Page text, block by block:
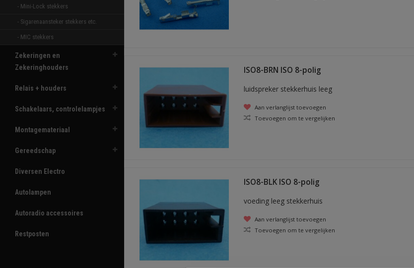
- Mini-Lock stekkers
- Sigarenaansteker stekkers etc.
- MIC stekkers
Zekeringen en
Zekeringhouders
Relais + houders
Schakelaars, controlelampjes
Montagemateriaal
Gereedschap
Diversen Electro
Autolampen
Autoradio accessoires
Restposten
ISO8-BRN ISO 8-polig
luidspreker stekkerhuis leeg
Aan verlanglijst toevoegen
Toevoegen om te vergelijken
ISO8-BLK ISO 8-polig
voeding leeg stekkerhuis
Aan verlanglijst toevoegen
Toevoegen om te vergelijken